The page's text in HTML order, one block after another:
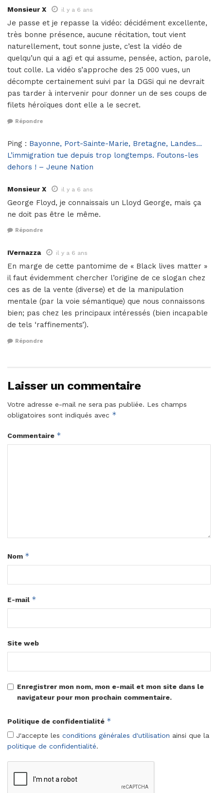
Monsieur X il y a 6 ans
Je passe et je repasse la vidéo: décidément excellente,
très bonne présence, aucune récitation, tout vient
naturellement, tout sonne juste, c’est la vidéo de
quelqu’un qui a agi et qui assume, pensée, action, parole,
tout colle. La vidéo s’approche des 25 000 vues, un
décompte certainement suivi par la DGSi qui ne devrait
pas tarder à intervenir pour donner un de ses coups de
filets héroïques dont elle a le secret.
Répondre
Ping : Bayonne, Port-Sainte-Marie, Bretagne, Landes…
L’immigration tue depuis trop longtemps. Foutons-les
dehors ! – Jeune Nation
Monsieur X il y a 6 ans
George Floyd, je connaissais un Lloyd George, mais ça
ne doit pas être le même.
Répondre
IVernazza il y a 6 ans
En marge de cette pantomime de « Black lives matter »
il faut évidemment chercher l’origine de ce slogan chez
ces as de la vente (diverse) et de la manipulation
mentale (par la voie sémantique) que nous connaissons
bien; pas chez les principaux intéressés (bien incapable
de tels ‘raffinements’).
Répondre
Laisser un commentaire
Votre adresse e-mail ne sera pas publiée. Les champs
obligatoires sont indiqués avec *
Commentaire *
Nom *
E-mail *
Site web
Enregistrer mon nom, mon e-mail et mon site dans le
navigateur pour mon prochain commentaire.
Politique de confidentialité *
J'accepte les conditions générales d'utilisation ainsi que la
politique de confidentialité.